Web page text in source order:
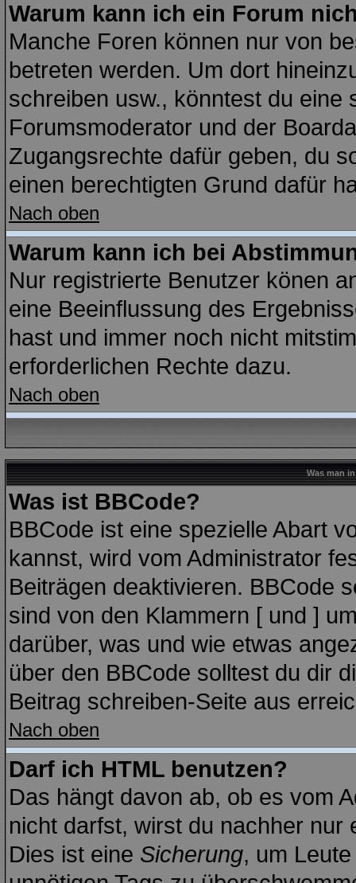
Warum kann ich ein Forum
Manche Foren können nur von
betreten werden. Um dort
schreiben usw., könntest du eine
Forumsmoderator und der
Zugangsrechte dafür geben, du
einen berechtigten Grund dafür
Nach oben
Warum kann ich bei
Nur registrierte Benutzer könen
eine Beeinflussung des
hast und immer noch nicht
erforderlichen Rechte dazu.
Nach oben
Was man
Was ist BBCode?
BBCode ist eine spezielle Abart
kannst, wird vom Administrator
Beiträgen deaktivieren. BBCode
sind von den Klammern [ und ]
darüber, was und wie etwas
über den BBCode solltest du dir
Beitrag schreiben-Seite aus
Nach oben
Darf ich HTML benutzen?
Das hängt davon ab, ob es vom
nicht darfst, wirst du nachher nur
Dies ist eine Sicherung, um